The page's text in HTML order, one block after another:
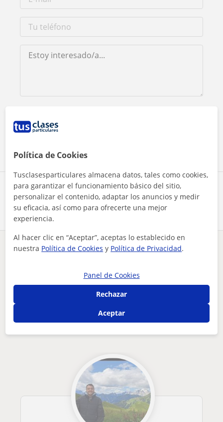
Comparte a este profesor
¿Hay algún error en este perfil?Cuéntanos
Geografía
Sevilla
ofrezco clases de cualquier asignatura de ciencias sociales ...
Otros profesores de Geografía en Sevilla
que pueden interesarte
Política de Cookies
Tusclasesparticulares almacena datos, tales como cookies,
para garantizar el funcionamiento básico del sitio,
personalizar el contenido, adaptar los anuncios y medir
su eficacia, así como para ofrecerte una mejor
experiencia.
Al hacer clic en “Aceptar”, aceptas lo establecido en
nuestra Política de Cookies y Política de Privacidad.
Panel de Cookies
Rechazar
Aceptar